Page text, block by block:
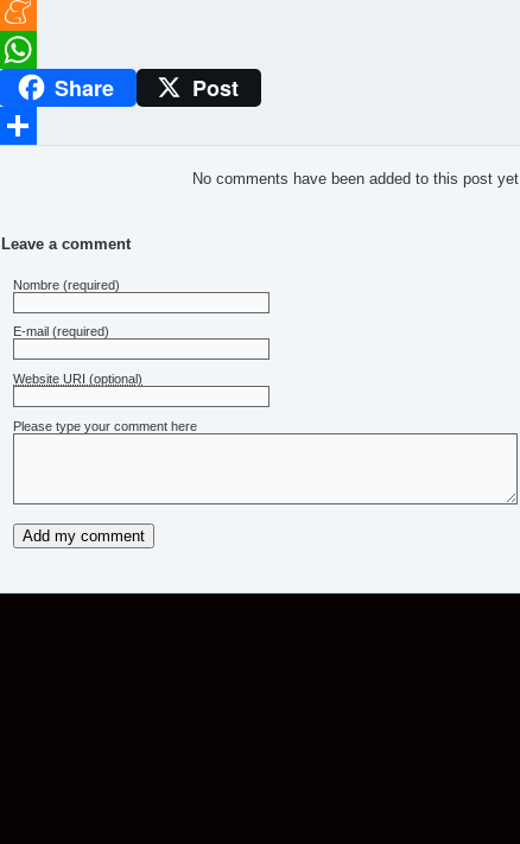
Twitter
Meneame
WhatsAppShare Post
No comments have been added to this post yet.
Leave a comment
Nombre (required)
E-mail (required)
Website URI (optional)
Please type your comment here